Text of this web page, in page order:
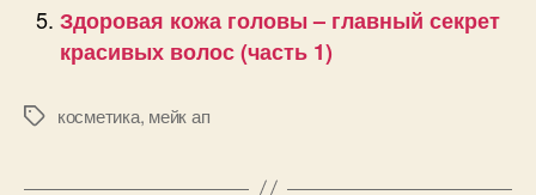
Здоровая кожа головы – главный секрет
красивых волос (часть 1)
Позначкикосметика, мейк ап